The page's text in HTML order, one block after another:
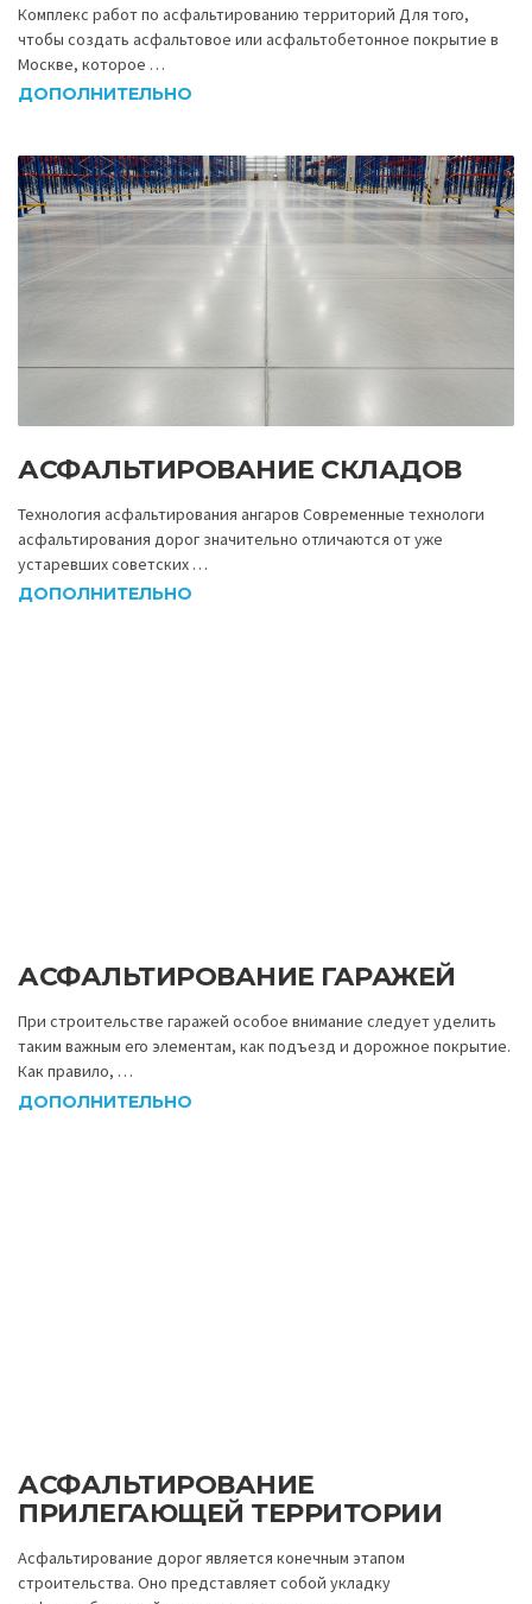
Комплекс работ по асфальтированию территорий Для того,
чтобы создать асфальтовое или асфальтобетонное покрытие в
Москве, которое …
ДОПОЛНИТЕЛЬНО
АСФАЛЬТИРОВАНИЕ СКЛАДОВ
Технология асфальтирования ангаров Современные технологи
асфальтирования дорог значительно отличаются от уже
устаревших советских …
ДОПОЛНИТЕЛЬНО
АСФАЛЬТИРОВАНИЕ ГАРАЖЕЙ
При строительстве гаражей особое внимание следует уделить
таким важным его элементам, как подъезд и дорожное покрытие.
Как правило, …
ДОПОЛНИТЕЛЬНО
АСФАЛЬТИРОВАНИЕ
ПРИЛЕГАЮЩЕЙ ТЕРРИТОРИИ
строительства. Оно представляет собой укладку
асфальтобетонной смеси, последующее …